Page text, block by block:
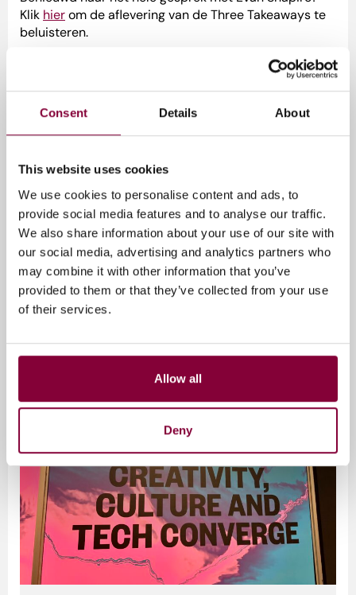
Consent Details About
This website uses cookies
We use cookies to personalise content and ads, to
provide social media features and to analyse our traffic.
We also share information about your use of our site with
our social media, advertising and analytics partners who
may combine it with other information that you’ve
provided to them or that they’ve collected from your use
of their services.
Allow all
Deny
Klik hierom de aflevering van de Three Takeaways te
beluisteren.
je op de
podcast via je favoriete platform en mis geen enkele
* Dit artikel kwam tot stand met de hulp van AI.
Tags
Media Campus NL Storytelling & Experience
Gerelateerde artikelen